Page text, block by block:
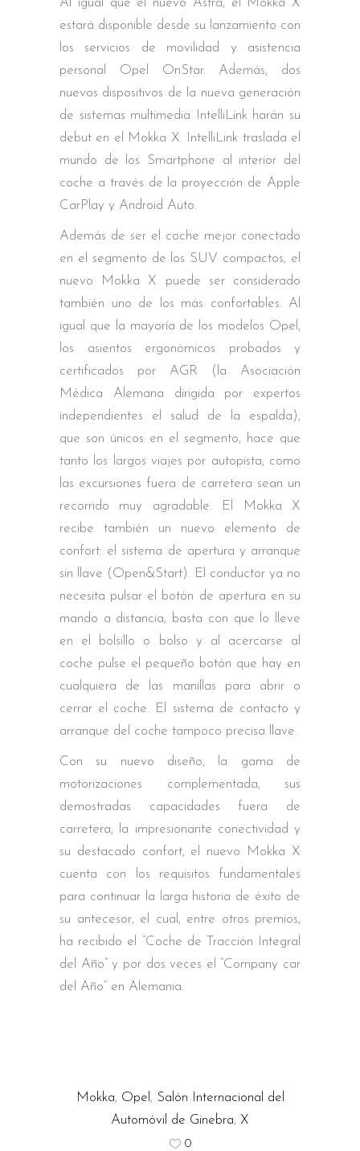
Al igual que el nuevo Astra, el Mokka X
estará disponible desde su lanzamiento con
los servicios de movilidad y asistencia
personal Opel OnStar. Además, dos
nuevos dispositivos de la nueva generación
de sistemas multimedia IntelliLink harán su
debut en el Mokka X. IntelliLink traslada el
mundo de los Smartphone al interior del
coche a través de la proyección de Apple
CarPlay y Android Auto.
Además de ser el coche mejor conectado
en el segmento de los SUV compactos, el
nuevo Mokka X puede ser considerado
también uno de los más confortables. Al
igual que la mayoría de los modelos Opel,
los asientos ergonómicos probados y
certificados por AGR (la Asociación
Médica Alemana dirigida por expertos
independientes el salud de la espalda),
que son únicos en el segmento, hace que
tanto los largos viajes por autopista, como
las excursiones fuera de carretera sean un
recorrido muy agradable. El Mokka X
recibe también un nuevo elemento de
confort: el sistema de apertura y arranque
sin llave (Open&Start). El conductor ya no
necesita pulsar el botón de apertura en su
mando a distancia, basta con que lo lleve
en el bolsillo o bolso y al acercarse al
coche pulse el pequeño botón que hay en
cualquiera de las manillas para abrir o
cerrar el coche. El sistema de contacto y
arranque del coche tampoco precisa llave.
Con su nuevo diseño, la gama de
motorizaciones complementada, sus
demostradas capacidades fuera de
carretera, la impresionante conectividad y
su destacado confort, el nuevo Mokka X
cuenta con los requisitos fundamentales
para continuar la larga historia de éxito de
su antecesor, el cual, entre otros premios,
ha recibido el “Coche de Tracción Integral
del Año” y por dos veces el “Company car
del Año” en Alemania.
Mokka, Opel, Salón Internacional del
Automóvil de Ginebra, X
0